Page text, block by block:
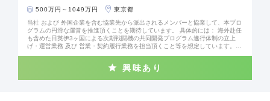
500万円～1049万円
東京都
当社 および 外国企業を含む協業先から派出されるメンバーと協業して、本プロ
グラムの円滑な運営を推進頂くことを期待しています。 具体的には： 海外赴任
も含めた日英伊3ヶ国による次期戦闘機の共同開発プログラム遂行体制の立上
げ・運営業務 及び 営業・契約履行業務を担当頂くこと等を想定しています。
リアパス： 入社後、海外赴任のチャンスも大いにあり、グローバルな業務経験
興味あり